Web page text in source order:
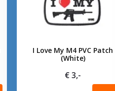
I Love My M4 PVC Patch
(White)
€ 3,-